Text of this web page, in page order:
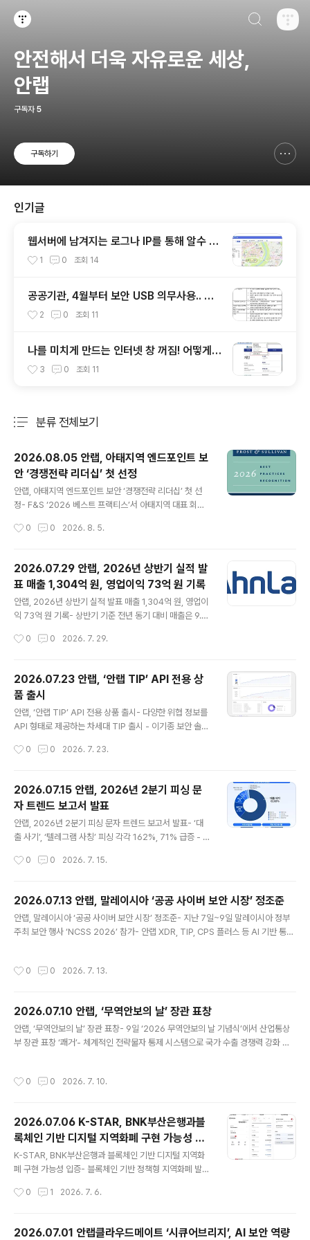
안전해서 더욱 자유로운 세상,
안랩
구독자 5
구독하기
인기글
웹서버에 남겨지는 로그나 IP를 통해 알수 있
는 것들
1 0 조회 14
공공기관, 4월부터 보안 USB 의무사용.. 보
안 USB에 대해 알아봅시다
2 0 조회 11
나를 미치게 만드는 인터넷 창 꺼짐! 어떻게
해결할까?
3 0 조회 11
분류 전체보기
2026.08.05 안랩, 아태지역 엔드포인트 보
안 ‘경쟁전략 리더십’ 첫 선정
안랩, 아태지역 엔드포인트 보안 ‘경쟁전략 리더십’ 첫 선
정- F&S ‘2026 베스트 프랙티스’서 아태지역 대표 회사
아- 2019년부터 매년 ‘한국 엔드포인트 보안 기업’ 선정에
w.ahnlab.com)은 글로벌 시장조사 기관 프로스트 앤드
설리번의 ‘2026 베스트 프랙티스(Best Practices Rec
ognition)’에서 처음으로 아시아·태평양 엔드포인트 보안
부문 ‘경쟁전략 리더십(Competitive Strategy Leade
rship)’ 자격을 얻게 됐다고 5일 밝혔다. 지난 2019년부
기업’에 선정된 데 이어, ..
0 0 2026. 8. 5.
2026.07.29 안랩, 2026년 상반기 실적 발
표 매출 1,304억 원, 영업이익 73억 원 기록
안랩, 2026년 상반기 실적 발표 매출 1,304억 원, 영업이
익 73억 원 기록- 상반기 기준 전년 동기 대비 매출은 9.
4.5%), 영업이익 54억 원(↑55.6%)- 해외 매출 전년비
합보안 기업 안랩(대표 강석균, www.ahnlab.com )은 2
9일, 2026년 상반기 연결기준 매출 1,304억 원, 영업이
익 73억 원(별도기준 상반기 매출 1,167억 원, 영업이익 1
25억 원)을 기록했다고 잠정 실적을 공시했다. 이는 전년
동기(2025년 상반기) 대비 연결기준 매출은 109억 원(9.
기준으로는 전년..
0 0 2026. 7. 29.
2026.07.23 안랩, ‘안랩 TIP’ API 전용 상
품 출시
안랩, ‘안랩 TIP’ API 전용 상품 출시- 다양한 위협 정보를
API 형태로 제공하는 차세대 TIP 출시 - 이기종 보안 솔루
TIP 스타터’ 동시 출시로 합리적 비용의 TIP 체험 기회 제
리케이션 프로그래밍 인터페이스(API) 형태로 제공하는
‘AhnLab TIP API(안랩 TIP API)’를 출시했다고 23일
밝혔다. 위협 인텔리전스를 다양한 보안 솔루션에 연동하
려는 고객 수요가 증가함에 따라, 기존 포털 서비스와 함께
는 안랩이 수집·분석한..
0 0 2026. 7. 23.
2026.07.15 안랩, 2026년 2분기 피싱 문
자 트렌드 보고서 발표
안랩, 2026년 2분기 피싱 문자 트렌드 보고서 발표- ‘대
출 사기’, ‘텔레그램 사칭’ 피싱 각각 162%, 71% 급증 - 은
유인·URL 클릭 유도하는 문자 경계 필요“모바일 메신저로
주의하세요.”글로벌 통합 보안 기업 안랩(대표 강석균, ww
w.ahnlab.com)이 2026년 4월부터 6월까지 에이전틱
AI 보안 플랫폼 ‘안랩 AI 플러스(AhnLab AI PLUS)’를 기
반으로 다양한 피싱 문자를 탐지·분석한 결과를 담은 ‘202
발생한 피싱 문자 공격 유형은..
0 0 2026. 7. 15.
2026.07.13 안랩, 말레이시아 ‘공공 사이버 보안 시장’ 정조준
안랩, 말레이시아 ‘공공 사이버 보안 시장’ 정조준- 지난 7일~9일 말레이시아 정부
주최 보안 행사 ‘NCSS 2026’ 참가- 안랩 XDR, TIP, CPS 플러스 등 AI 기반 통합
일부터 9일까지 3일간 말레이시아 푸트라자야 국제 컨벤션 센터에서 열린 사이버
지난 6월 일본 ‘인터롭 도쿄 2026’에 이어, 5월 대만 ‘사..
0 0 2026. 7. 13.
2026.07.10 안랩, ‘무역안보의 날’ 장관 표창
안랩, ‘무역안보의 날’ 장관 표창- 9일 ‘2026 무역안보의 날 기념식’에서 산업통상
부 장관 표창 ‘쾌거’- 체계적인 전략물자 통제 시스템으로 국가 수출 경쟁력 강화 기
한상공회의소에서 열린 ‘2026 무역안보의 날 기념식’에서 전략물자 수출관리 단체
무역안보의 날 기념식에서 전략물자의 안정적 관리와 수출관리 제도 이행 확산에 기
여한 단체와 개인을 선정해 장관 표창을 수여하고 있다. 전략물자란 국가안보와 국제
평화를 위해 수출입이 통제되는 물품이..
0 0 2026. 7. 10.
2026.07.06 K-STAR, BNK부산은행과블
록체인 기반 디지털 지역화폐 구현 가능성 입
증
K-STAR, BNK부산은행과 블록체인 기반 디지털 지역화
폐 구현 가능성 입증- 블록체인 기반 정책형 지역화폐 발행
트서 성공률 100%·1초 이내 처리 성능- 원화 스테이블코
통합보안 기업 안랩의 블록체인 전문 자회사 안랩블록체인
0 1 2026. 7. 6.
2026.07.01 안랩클라우드메이트 ‘시큐어브리지’, AI 보안 역량